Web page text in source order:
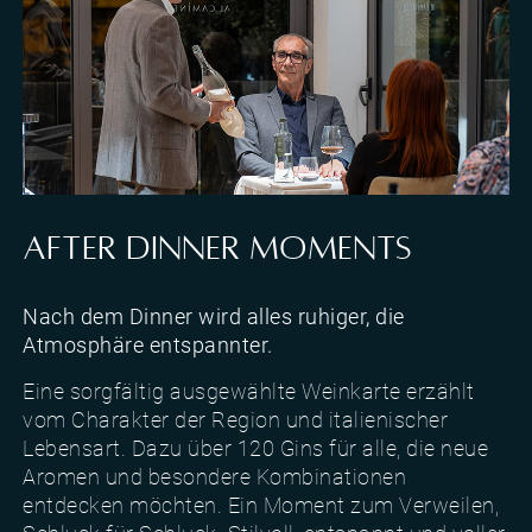
AFTER DINNER MOMENTS
Nach dem Dinner wird alles ruhiger, die
Atmosphäre entspannter.
Eine sorgfältig ausgewählte Weinkarte erzählt
vom Charakter der Region und italienischer
Lebensart. Dazu über 120 Gins für alle, die neue
Aromen und besondere Kombinationen
entdecken möchten. Ein Moment zum Verweilen,